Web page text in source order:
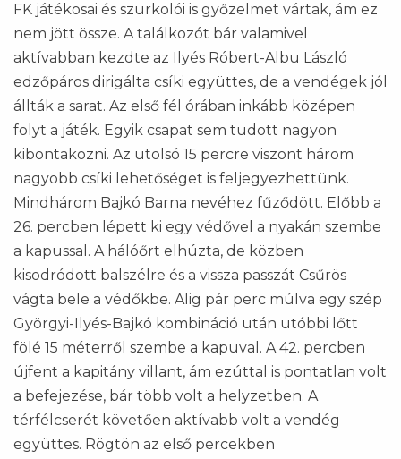
FK játékosai és szurkolói is győzelmet vártak, ám ez
nem jött össze. A találkozót bár valamivel
aktívabban kezdte az Ilyés Róbert-Albu László
edzőpáros dirigálta csíki együttes, de a vendégek jól
állták a sarat. Az első fél órában inkább középen
folyt a játék. Egyik csapat sem tudott nagyon
kibontakozni. Az utolsó 15 percre viszont három
nagyobb csíki lehetőséget is feljegyezhettünk.
Mindhárom Bajkó Barna nevéhez fűződött. Előbb a
26. percben lépett ki egy védővel a nyakán szembe
a kapussal. A hálóőrt elhúzta, de közben
kisodródott balszélre és a vissza passzát Csűrös
vágta bele a védőkbe. Alig pár perc múlva egy szép
Györgyi-Ilyés-Bajkó kombináció után utóbbi lőtt
fölé 15 méterről szembe a kapuval. A 42. percben
újfent a kapitány villant, ám ezúttal is pontatlan volt
a befejezése, bár több volt a helyzetben. A
térfélcserét követően aktívabb volt a vendég
együttes. Rögtön az első percekben